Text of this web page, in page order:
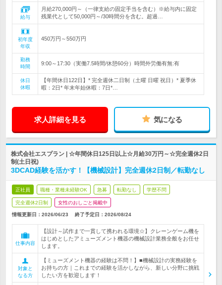
給与
月給270,000円～（一律支給の固定手当を含む）※給与内に固定
残業代として50,000円～/30時間分を含む。超過…
初年度
年収
450万円～550万円
勤務
時間
9:00～17:30（実働7.5時間/休憩60分）時間外労働有無:有
休日
休暇
【年間休日122日】* 完全週休二日制（土曜 日曜 祝日）* 夏季休
暇：2日* 年末年始休暇：7日*…
求人詳細を見る 気になる
株式会社エスプラン | ☆年間休日125日以上☆月給30万円～☆完全週休2日
制(土日祝)
3DCAD経験を活かす！【機械設計】完全週休2日制／転勤なし
正社員 職種・業種未経験OK 急募 転勤なし 学歴不問
完全週休2日制 女性のおしごと掲載中
情報更新日：2026/06/23 終了予定日： 2026/08/24
仕事内容
【設計～試作まで一貫して携われる環境☆】クレーンゲーム機を
はじめとしたアミューズメント機器の機械設計業務全般をお任せ
します。
対象と
なる方
【ミューズメント機器の経験は不問！】■機械設計の実務経験を
お持ちの方｜これまでの経験を活かしながら、新しい分野に挑戦
したい方を歓迎します！